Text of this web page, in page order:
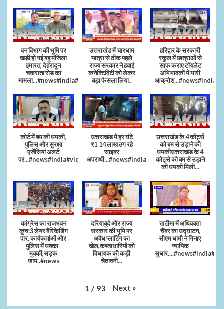
वन विभाग की भूमि पर
खड़ी हो गई बहु मंजिला
इमारत, देहरादून
चकराता रोड का
मामला...#news#india#video
उत्तराखंड में चारधाम
यात्रा से ठीक पहले
राज्य सरकार ने हवाई
कनेक्टिविटी को लेकर
बड़ा फैसला लिया..
हरिद्वार के सरकारी
स्कूल में छात्राओं से
साफ कराए टॉयलेट
अभिभावकों में भारी
आक्रोश...#news#india
कोर्ट में बम की धमकी,
पुलिस और सुरक्षा
एजेंसियां अलर्ट
पर...#news#india#video#viral
उत्तराखंड में हर घंटे
₹1.14 लाख ठग रहे
साइबर
अपराधी...#news#india#video#viral
उत्तराखंड के 4 कोर्ट्स
को बम से उड़ाने की
धमकीउत्तराखंड के 4
कोर्ट्स को बम से उड़ाने
की धमकी मिली...
कांग्रेस का राजभवन
कूच:3 लेयर बैरिकेडिंग
पार, कार्यकर्ताओं और
पुलिस में धक्का-
मुक्की,सड़क
जाम..#news
दरियाबुर्द और राज्य
सरकार की भूमि पर
अवैध प्लाटिंग का
खेल,कब्जाधारियों को
विधायक की कड़ी
चेतावनी...
खटीमा में अधिवक्ता
चैंबर का उद्घाटन,
सीएम धामी ने गिनाए
न्यायिक
1 / 93 Next »